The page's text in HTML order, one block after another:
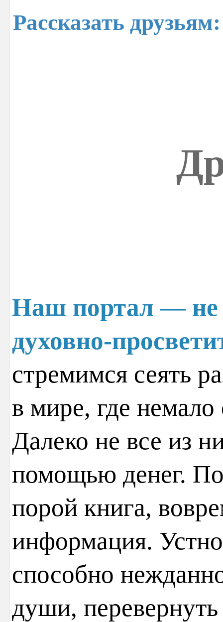
Рассказать друзьям:
Наш портал — не
духовно-
стремимся сеять
в мире, где
Далеко не все из
помощью денег.
порой книга,
информация.
способно
души,